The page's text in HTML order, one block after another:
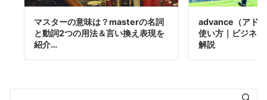
マスターの意味は？masterの名詞
と動詞2つの用法＆言い換え表現を
紹介…
advance（アド
使い方｜ビジネ
解説